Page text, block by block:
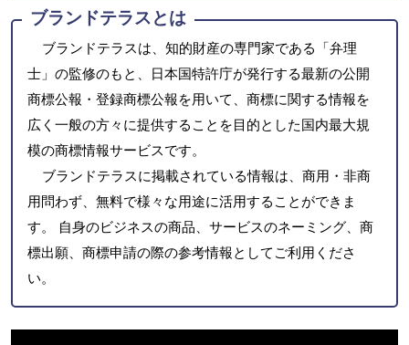
ブランドテラスとは
ブランドテラスは、知的財産の専門家である「弁理
士」の監修のもと、日本国特許庁が発行する最新の公開
商標公報・登録商標公報を用いて、商標に関する情報を
広く一般の方々に提供することを目的とした国内最大規
模の商標情報サービスです。
ブランドテラスに掲載されている情報は、商用・非商
用問わず、無料で様々な用途に活用することができま
す。 自身のビジネスの商品、サービスのネーミング、商
標出願、商標申請の際の参考情報としてご利用くださ
い。